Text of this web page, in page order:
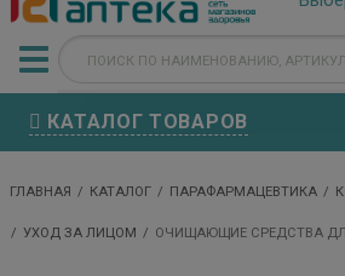
КАТАЛОГ ТОВАРОВ
ГЛАВНАЯ КАТАЛОГ ПАРАФАРМАЦЕВТИКА
УХОД ЗА ЛИЦОМ ОЧИЩАЮЩИЕ СРЕДСТВА